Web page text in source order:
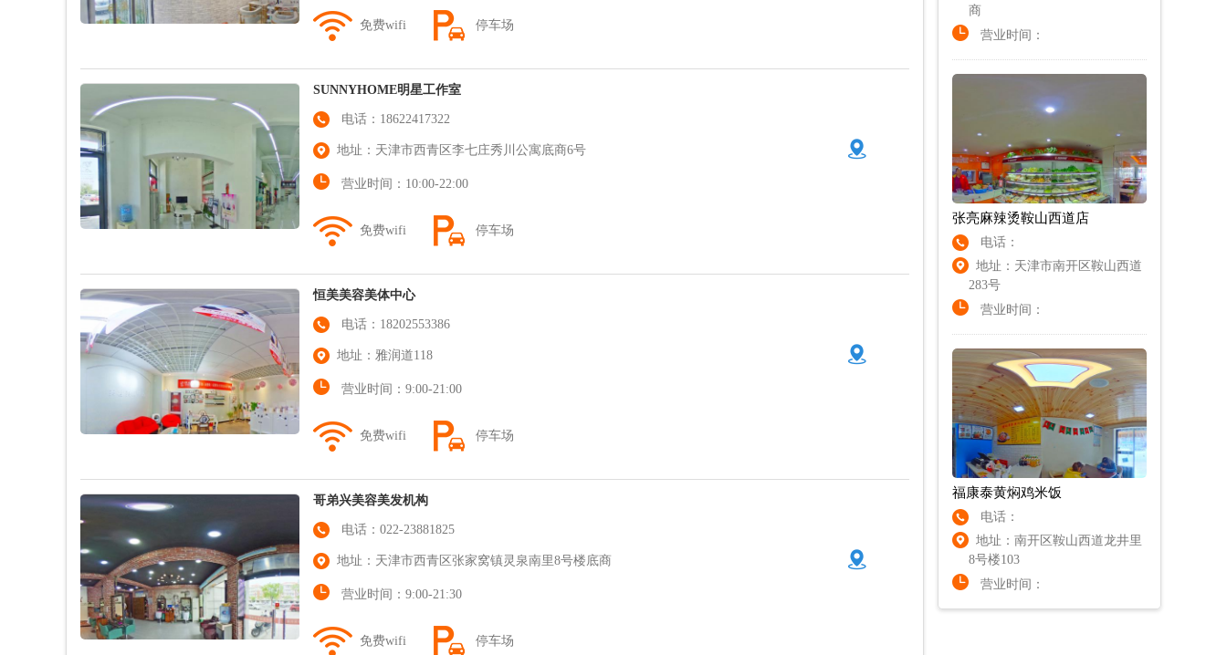
免费wifi 停车场
SUNNYHOME明星工作室
电话：18622417322
地址：天津市西青区李七庄秀川公寓底商6号
营业时间：10:00-22:00
免费wifi 停车场
恒美美容美体中心
电话：18202553386
地址：雅润道118
营业时间：9:00-21:00
免费wifi 停车场
哥弟兴美容美发机构
电话：022-23881825
地址：天津市西青区张家窝镇灵泉南里8号楼底商
营业时间：9:00-21:30
免费wifi 停车场
商
营业时间：
张亮麻辣烫鞍山西道店
电话：
地址：天津市南开区鞍山西道
283号
营业时间：
福康泰黄焖鸡米饭
电话：
地址：南开区鞍山西道龙井里
8号楼103
营业时间：